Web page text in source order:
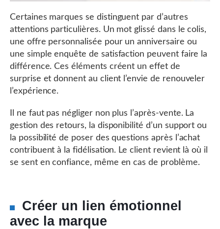
Certaines marques se distinguent par d’autres
attentions particulières. Un mot glissé dans le colis,
une offre personnalisée pour un anniversaire ou
une simple enquête de satisfaction peuvent faire la
différence. Ces éléments créent un effet de
surprise et donnent au client l’envie de renouveler
l’expérience.
Il ne faut pas négliger non plus l’après-vente. La
gestion des retours, la disponibilité d’un support ou
la possibilité de poser des questions après l’achat
contribuent à la fidélisation. Le client revient là où il
se sent en confiance, même en cas de problème.
Créer un lien émotionnel
avec la marque